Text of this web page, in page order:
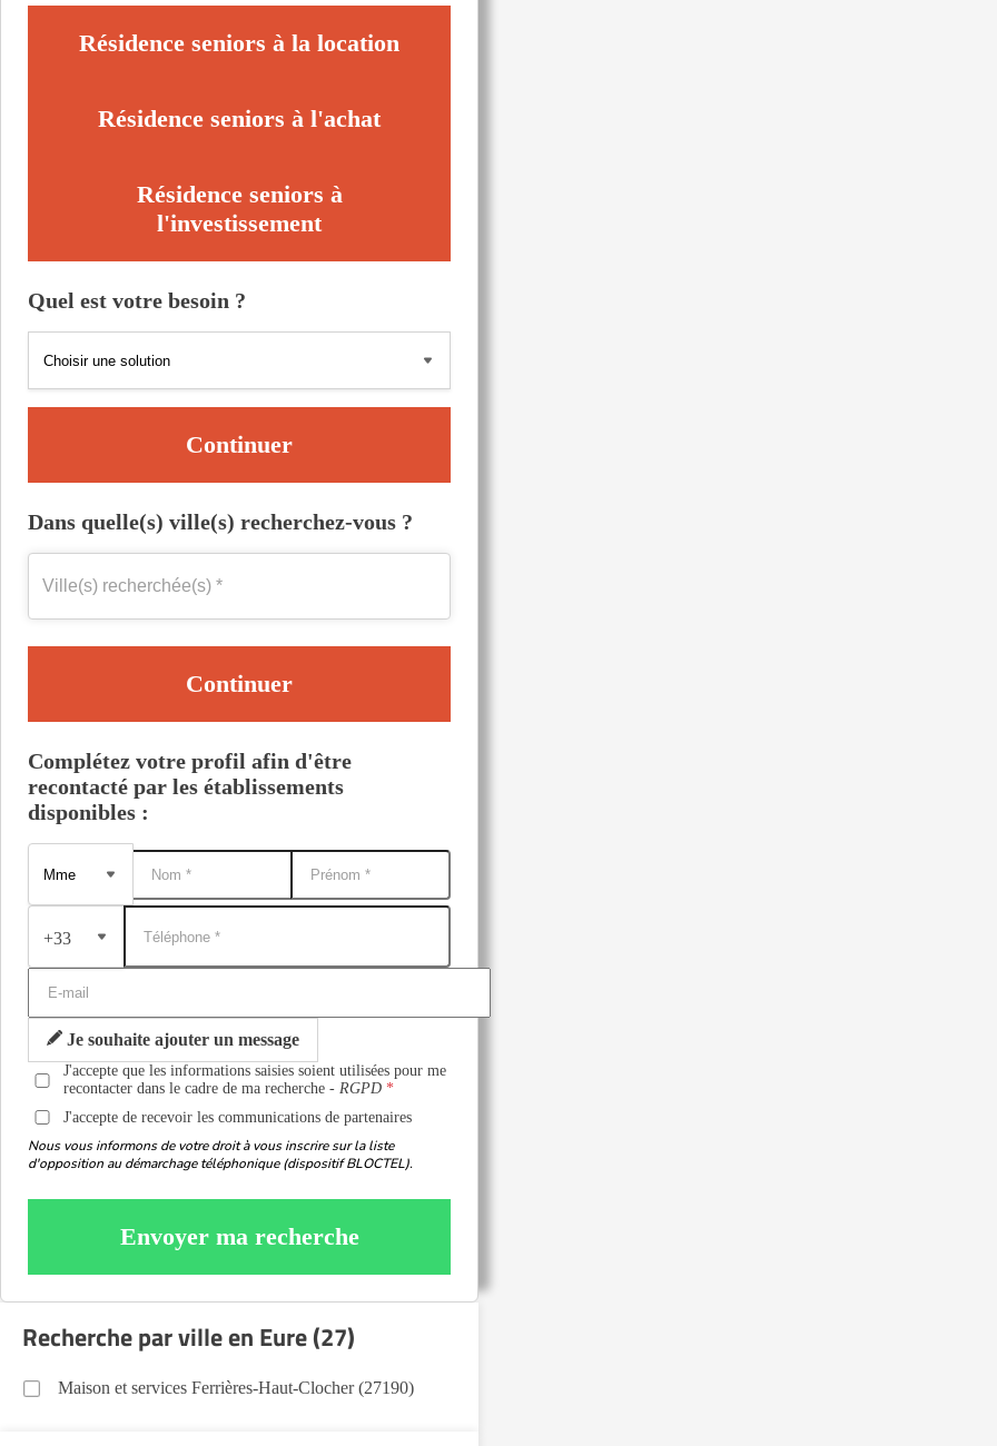
Résidence seniors à la location
Résidence seniors à l'achat
Résidence seniors à
l'investissement
Quel est votre besoin ?
Continuer
Dans quelle(s) ville(s) recherchez-vous ?
Continuer
Complétez votre profil afin d'être
recontacté par les établissements
disponibles :
+33
Je souhaite ajouter un message
J'accepte que les informations saisies soient utilisées pour me
recontacter dans le cadre de ma recherche -RGPD
J'accepte de recevoir les communications de partenaires
Nous vous informons de votre droit à vous inscrire sur la liste
d'opposition au démarchage téléphonique (dispositif BLOCTEL).
Envoyer ma recherche
Recherche par ville en Eure (27)
Maison et services Ferrières-Haut-Clocher (27190)